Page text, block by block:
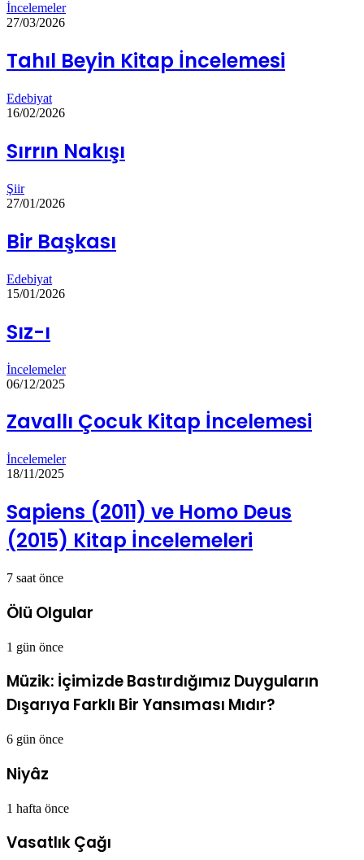
İncelemeler
27/03/2026
Tahıl Beyin Kitap İncelemesi
Edebiyat
16/02/2026
Sırrın Nakışı
Şiir
27/01/2026
Bir Başkası
Edebiyat
15/01/2026
Sız-ı
İncelemeler
06/12/2025
Zavallı Çocuk Kitap İncelemesi
İncelemeler
18/11/2025
Sapiens (2011) ve Homo Deus
(2015) Kitap İncelemeleri
7 saat önce
Ölü Olgular
1 gün önce
Müzik: İçimizde Bastırdığımız Duyguların
Dışarıya Farklı Bir Yansıması Mıdır?
6 gün önce
Niyâz
1 hafta önce
Vasatlık Çağı